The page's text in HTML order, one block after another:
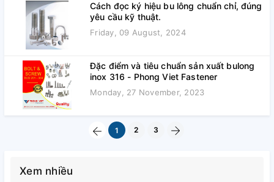
Cách đọc ký hiệu bu lông chuẩn chỉ, đúng
yêu cầu kỹ thuật.
Friday, 09 August, 2024
Đặc điểm và tiêu chuẩn sản xuất bulong
inox 316 - Phong Viet Fastener
Monday, 27 November, 2023
1 2 3
Xem nhiều